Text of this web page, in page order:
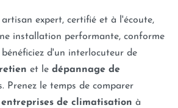
expert, certifié et à l'écoute,
installation performante, conforme
d'un interlocuteur de
et le dépannage de
Prenez le temps de comparer
de climatisation à